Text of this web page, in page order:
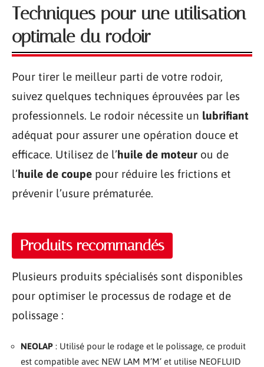
Techniques pour une utilisation
optimale du rodoir
Pour tirer le meilleur parti de votre rodoir,
suivez quelques techniques éprouvées par les
professionnels. Le rodoir nécessite un lubrifiant
adéquat pour assurer une opération douce et
efficace. Utilisez de l’huile de moteur ou de
l’huile de coupe pour réduire les frictions et
prévenir l’usure prématurée.
Produits recommandés
Plusieurs produits spécialisés sont disponibles
pour optimiser le processus de rodage et de
polissage :
NEOLAP : Utilisé pour le rodage et le polissage, ce produit
est compatible avec NEW LAM M’M’ et utilise NEOFLUID